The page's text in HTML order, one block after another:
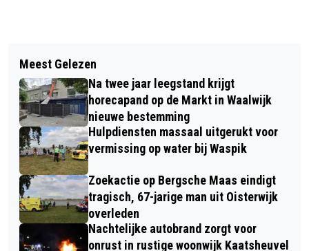
S.V. CAPELLE VERLIEST BIJ BLC: 3-0
FIETS MET BRANDENDE VERLICHTING
IN SLOOT GEVONDEN BIJ WASPIK,
HULPDIENSTEN RUKKEN MASSAAL
UIT
Meest Gelezen
Na twee jaar leegstand krijgt
horecapand op de Markt in Waalwijk
nieuwe bestemming
Hulpdiensten massaal uitgerukt voor
vermissing op water bij Waspik
Zoekactie op Bergsche Maas eindigt
tragisch, 67-jarige man uit Oisterwijk
overleden
Nachtelijke autobrand zorgt voor
onrust in rustige woonwijk Kaatsheuvel